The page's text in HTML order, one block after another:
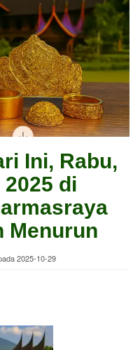
Ini, Rabu,
di
Menurun
2025-10-29